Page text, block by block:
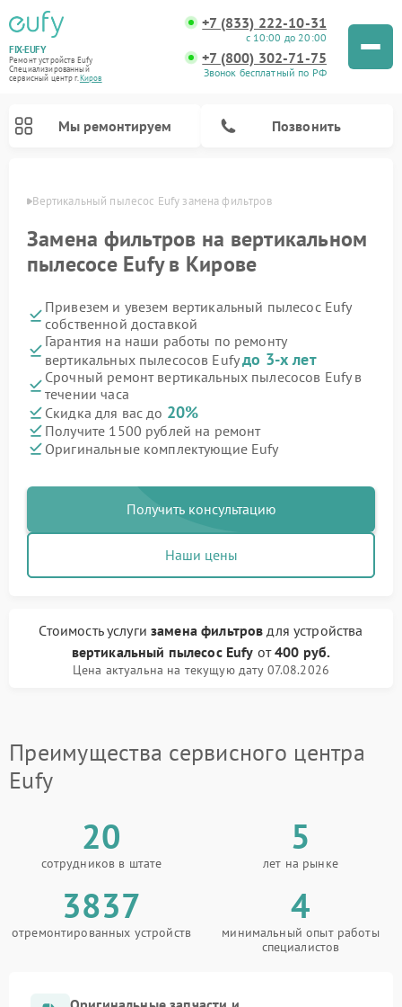
FIX-EUFY
Ремонт устройств Eufy
Специализированный
cервисный центр г.Киров
+7 (833) 222-10-31
с 10:00 до 20:00
+7 (800) 302-71-75
Звонок бесплатный по РФ
Мы ремонтируем Позвонить
Вертикальный пылесос Eufy замена фильтров
Замена фильтров на вертикальном
пылесосе Eufy в Кирове
Привезем и увезем вертикальный пылесос Eufy
собственной доставкой
Гарантия на наши работы по ремонту
вертикальных пылесосов Eufyдо 3-х лет
Срочный ремонт вертикальных пылесосов Eufy в
течении часа
Скидка для вас до 20%
Получите 1500 рублей на ремонт
Оригинальные комплектующие Eufy
Получить консультацию
Наши цены
Стоимость услугизамена фильтров для устройства
вертикальный пылесос Eufy от400 руб.
Цена актуальна на текущую дату 07.08.2026
Преимущества сервисного центра
Eufy
20
сотрудников в штате
5
лет на рынке
3837
отремонтированных устройств
4
минимальный опыт работы
специалистов